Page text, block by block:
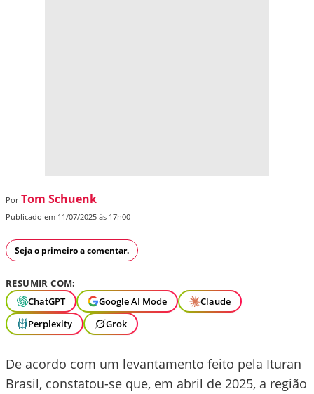
Por Tom Schuenk
Publicado em 11/07/2025 às 17h00
Seja o primeiro a comentar.
RESUMIR COM:
ChatGPT
Google AI Mode
Claude
Perplexity
Grok
De acordo com um levantamento feito pela Ituran
Brasil, constatou-se que, em abril de 2025, a região